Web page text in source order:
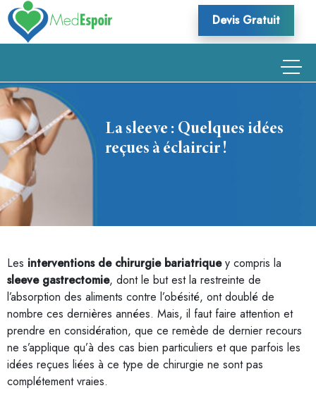
Skip
to
content
Devis Gratuit
La sleeve : Quelques idées
reçues à éclaircir !
Les interventions de chirurgie bariatriquey compris la
sleeve gastrectomie, dont le but est la restreinte de
l’absorption des aliments contre l’obésité, ont doublé de
nombre ces dernières années. Mais, il faut faire attention et
prendre en considération, que ce remède de dernier recours
ne s’applique qu’à des cas bien particuliers et que parfois les
idées reçues liées à ce type de chirurgie ne sont pas
complétement vraies.